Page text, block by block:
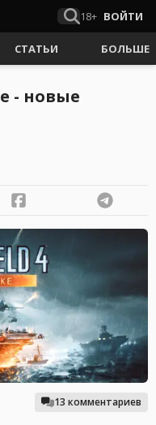
18+ ВОЙТИ
СТАТЬИ БОЛЬШЕ
- новые
13 комментариев